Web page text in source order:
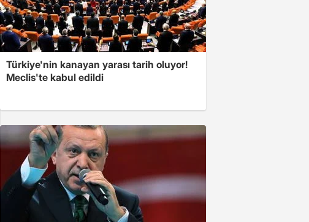
Türkiye'nin kanayan yarası tarih oluyor!
Meclis'te kabul edildi